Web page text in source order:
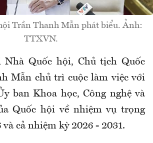
Trần Thanh Mẫn phát biểu. Ảnh:
TTXVN.
Nhà Quốc hội, Chủ tịch Quốc
Mẫn chủ trì cuộc làm việc với
ban Khoa học, Công nghệ và
Quốc hội về nhiệm vụ trọng
cả nhiệm kỳ 2026 - 2031.